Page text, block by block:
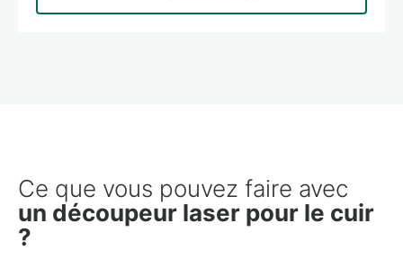
Ce que vous pouvez faire avec
un découpeur laser pour le cuir
?